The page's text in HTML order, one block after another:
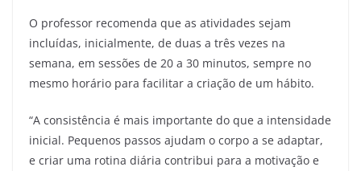
O professor recomenda que as atividades sejam
incluídas, inicialmente, de duas a três vezes na
semana, em sessões de 20 a 30 minutos, sempre no
mesmo horário para facilitar a criação de um hábito.
“A consistência é mais importante do que a intensidade
inicial. Pequenos passos ajudam o corpo a se adaptar,
e criar uma rotina diária contribui para a motivação e